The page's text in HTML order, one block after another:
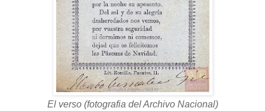
El verso (fotografia del Archivo Nacional)